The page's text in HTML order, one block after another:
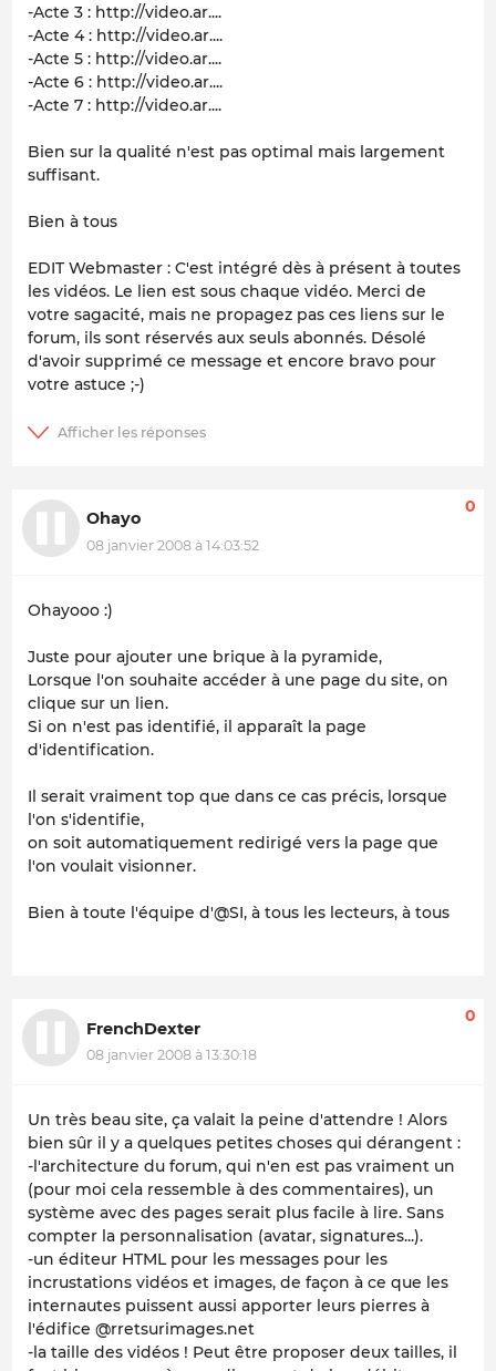
-Acte 3 : http://video.ar....
-Acte 4 : http://video.ar....
-Acte 5 : http://video.ar....
-Acte 6 : http://video.ar....
-Acte 7 : http://video.ar....
Bien sur la qualité n'est pas optimal mais largement
suffisant.
Bien à tous
EDIT Webmaster : C'est intégré dès à présent à toutes
les vidéos. Le lien est sous chaque vidéo. Merci de
votre sagacité, mais ne propagez pas ces liens sur le
forum, ils sont réservés aux seuls abonnés. Désolé
d'avoir supprimé ce message et encore bravo pour
votre astuce ;-)
Ohayo
08 janvier 2008 à 14:03:52
0
Ohayooo :)
Juste pour ajouter une brique à la pyramide,
Lorsque l'on souhaite accéder à une page du site, on
clique sur un lien.
Si on n'est pas identifié, il apparaît la page
d'identification.
Il serait vraiment top que dans ce cas précis, lorsque
l'on s'identifie,
on soit automatiquement redirigé vers la page que
l'on voulait visionner.
Bien à toute l'équipe d'@SI, à tous les lecteurs, à tous
FrenchDexter
08 janvier 2008 à 13:30:18
0
Un très beau site, ça valait la peine d'attendre ! Alors
bien sûr il y a quelques petites choses qui dérangent :
-l'architecture du forum, qui n'en est pas vraiment un
(pour moi cela ressemble à des commentaires), un
système avec des pages serait plus facile à lire. Sans
compter la personnalisation (avatar, signatures...).
-un éditeur HTML pour les messages pour les
incrustations vidéos et images, de façon à ce que les
internautes puissent aussi apporter leurs pierres à
l'édifice @rretsurimages.net
-la taille des vidéos ! Peut être proposer deux tailles, il